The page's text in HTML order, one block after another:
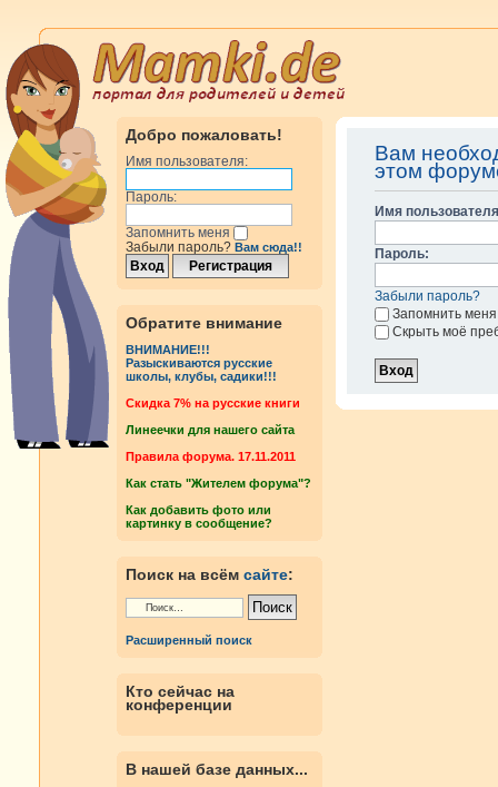
Добро пожаловать!
Имя пользователя:
Пароль:
Запомнить меня
Забыли пароль? Вам сюда!!
Обратите внимание
ВНИМАНИЕ!!!
Разыскиваются русские
школы, клубы, садики!!!
Cкидка 7% на русские книги
Линеечки для нашего сайта
Правила форума. 17.11.2011
Как стать "Жителем форума"?
Как добавить фото или
картинку в сообщение?
Поиск на всём сайте:
Расширенный поиск
Кто сейчас на
конференции
В нашей базе данных...
Вам
этом
Имя
Пароль:
Забыли пароль?
Запомнить меня
Скрыть моё